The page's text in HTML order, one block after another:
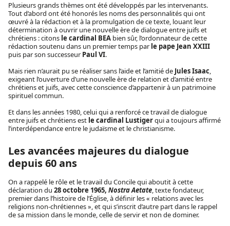
Plusieurs grands thèmes ont été développés par les intervenants.
Tout d’abord ont été honorés les noms des personnalités qui ont
œuvré à la rédaction et à la promulgation de ce texte, louant leur
détermination à ouvrir une nouvelle ère de dialogue entre juifs et
chrétiens : citons le cardinal BEA bien sûr, l’ordonnateur de cette
rédaction soutenu dans un premier temps par le pape Jean XXIII
puis par son successeur Paul VI.
Mais rien n’aurait pu se réaliser sans l’aide et l’amitié de Jules Isaac,
exigeant l’ouverture d’une nouvelle ère de relation et d’amitié entre
chrétiens et juifs, avec cette conscience d’appartenir à un patrimoine
spirituel commun.
Et dans les années 1980, celui qui a renforcé ce travail de dialogue
entre juifs et chrétiens est le cardinal Lustigerqui a toujours affirmé
l’interdépendance entre le judaïsme et le christianisme.
Les avancées majeures du dialogue
depuis 60 ans
On a rappelé le rôle et le travail du Concile qui aboutit à cette
déclaration du 28 octobre 1965, Nostra Aetate, texte fondateur,
premier dans l’histoire de l’Église, à définir les « relations avec les
religions non-chrétiennes », et qui s’inscrit d’autre part dans le rappel
de sa mission dans le monde, celle de servir et non de dominer.